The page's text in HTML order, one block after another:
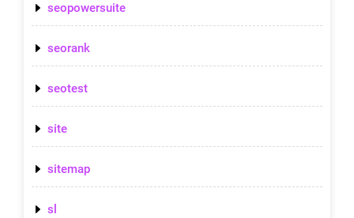
seopowersuite
seorank
seotest
site
sitemap
sl